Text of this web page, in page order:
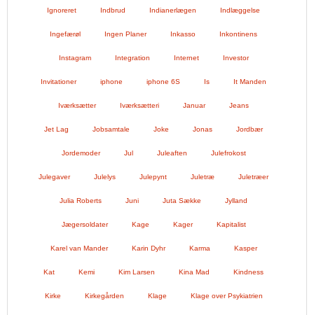
Ignoreret Indbrud Indianerlægen Indlæggelse
Ingefærøl Ingen Planer Inkasso Inkontinens
Instagram Integration Internet Investor
Invitationer iphone iphone 6S Is It Manden
Iværksætter Iværksætteri Januar Jeans
Jet Lag Jobsamtale Joke Jonas Jordbær
Jordemoder Jul Juleaften Julefrokost
Julegaver Julelys Julepynt Juletræ Juletræer
Julia Roberts Juni Juta Sække Jylland
Jægersoldater Kage Kager Kapitalist
Karel van Mander Karin Dyhr Karma Kasper
Kat Kemi Kim Larsen Kina Mad Kindness
Kirke Kirkegården Klage Klage over Psykiatrien